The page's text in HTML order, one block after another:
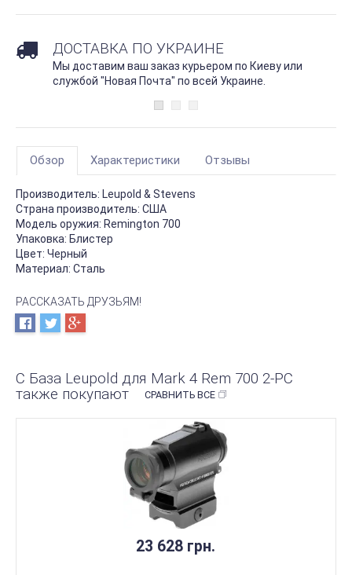
ДОСТАВКА ПО УКРАИНЕ
Мы доставим ваш заказ курьером по Киеву или
службой "Новая Почта" по всей Украине.
Обзор Характеристики Отзывы
Производитель: Leupold & Stevens
Страна производитель: США
Модель оружия: Remington 700
Упаковка: Блистер
Цвет: Черный
Материал: Сталь
РАССКАЗАТЬ ДРУЗЬЯМ!
С База Leupold для Mark 4 Rem 700 2-PC
также покупают
СРАВНИТЬ ВСЕ
23 628 грн.